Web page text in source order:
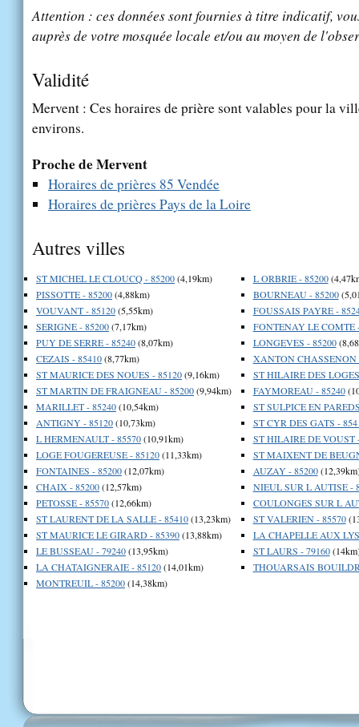
Attention : ces données sont fournies à titre indicatif,
auprès de votre mosquée locale et/ou au moyen de
Validité
Mervent : Ces horaires de prière sont valables pour la
environs.
Proche de Mervent
Horaires de prières 85 Vendée
Horaires de prières Pays de la Loire
Autres villes
ST MICHEL LE CLOUCQ - 85200(4,19km)
PISSOTTE - 85200(4,88km)
VOUVANT - 85120(5,55km)
SERIGNE - 85200(7,17km)
PUY DE SERRE - 85240(8,07km)
CEZAIS - 85410(8,77km)
ST MAURICE DES NOUES - 85120(9,16km)
ST MARTIN DE FRAIGNEAU - 85200(9,94km)
MARILLET - 85240(10,54km)
ANTIGNY - 85120(10,73km)
L HERMENAULT - 85570(10,91km)
LOGE FOUGEREUSE - 85120(11,33km)
FONTAINES - 85200(12,07km)
CHAIX - 85200(12,57km)
PETOSSE - 85570(12,66km)
ST LAURENT DE LA SALLE - 85410(13,23km)
ST MAURICE LE GIRARD - 85390(13,88km)
LE BUSSEAU - 79240(13,95km)
LA CHATAIGNERAIE - 85120(14,01km)
MONTREUIL - 85200(14,38km)
L ORBRIE - 85200
BOURNEAU - 85200
FOUSSAIS PAYRE -
FONTENAY LE COMTE
LONGEVES - 85200
XANTON CHASSENON
ST HILAIRE DES
FAYMOREAU - 85240
ST SULPICE EN
ST CYR DES GATS -
ST HILAIRE DE VOUST
ST MAIXENT DE
AUZAY - 85200
NIEUL SUR L AUTISE -
COULONGES SUR L
ST VALERIEN - 85570
LA CHAPELLE AUX
ST LAURS - 79160
THOUARSAIS